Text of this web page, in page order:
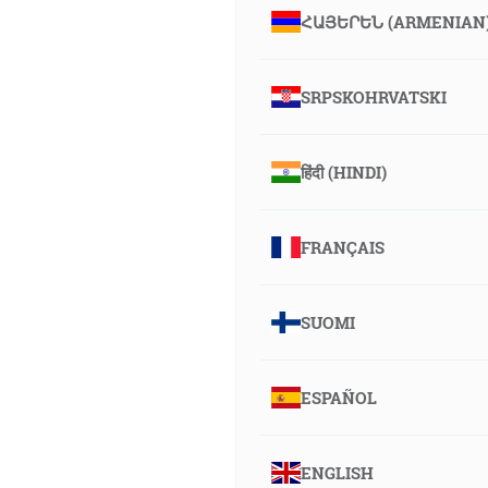
ՀԱՅԵՐԵՆ
SRPSKOHRVATSKI
हिंदी (HINDI)
FRANÇAIS
SUOMI
ESPAÑOL
ENGLISH